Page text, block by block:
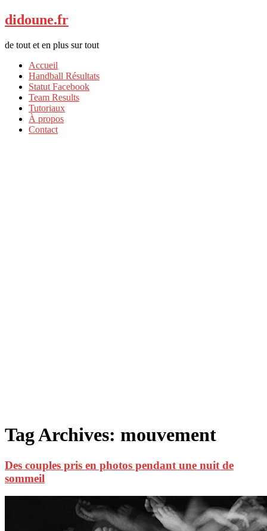
didoune.fr
de tout et en plus sur tout
Accueil
Handball Résultats
Statut Facebook
Team Results
Tutoriaux
À propos
Contact
Tag Archives: mouvement
Des couples pris en photos pendant une nuit de
sommeil